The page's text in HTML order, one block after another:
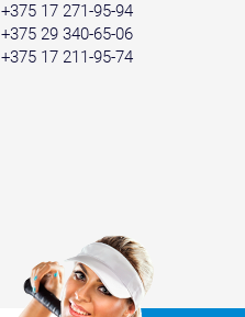
+375 17 271-95-94
+375 29 340-65-06
+375 17 211-95-74